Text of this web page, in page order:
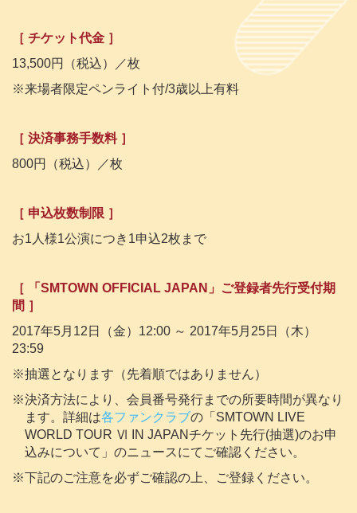
［ チケット代金 ］
13,500円（税込）／枚
※来場者限定ペンライト付/3歳以上有料
［ 決済事務手数料 ］
800円（税込）／枚
［ 申込枚数制限 ］
お1人様1公演につき1申込2枚まで
［ 「SMTOWN OFFICIAL JAPAN」ご登録者先行受付期
間 ］
2017年5月12日（金）12:00 ～ 2017年5月25日（木）
23:59
※抽選となります（先着順ではありません）
※決済方法により、会員番号発行までの所要時間が異なり
ます。詳細は各ファンクラブの「SMTOWN LIVE
WORLD TOUR Ⅵ IN JAPANチケット先行(抽選)のお申
込みについて」のニュースにてご確認ください。
※下記のご注意を必ずご確認の上、ご登録ください。